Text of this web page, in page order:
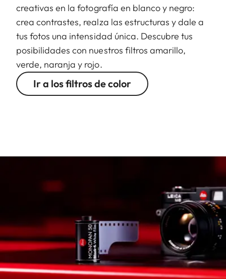
creativas en la fotografía en blanco y negro:
crea contrastes, realza las estructuras y dale a
tus fotos una intensidad única. Descubre tus
posibilidades con nuestros filtros amarillo,
verde, naranja y rojo.
Ir a los filtros de color